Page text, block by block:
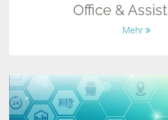
Office &
Mehr